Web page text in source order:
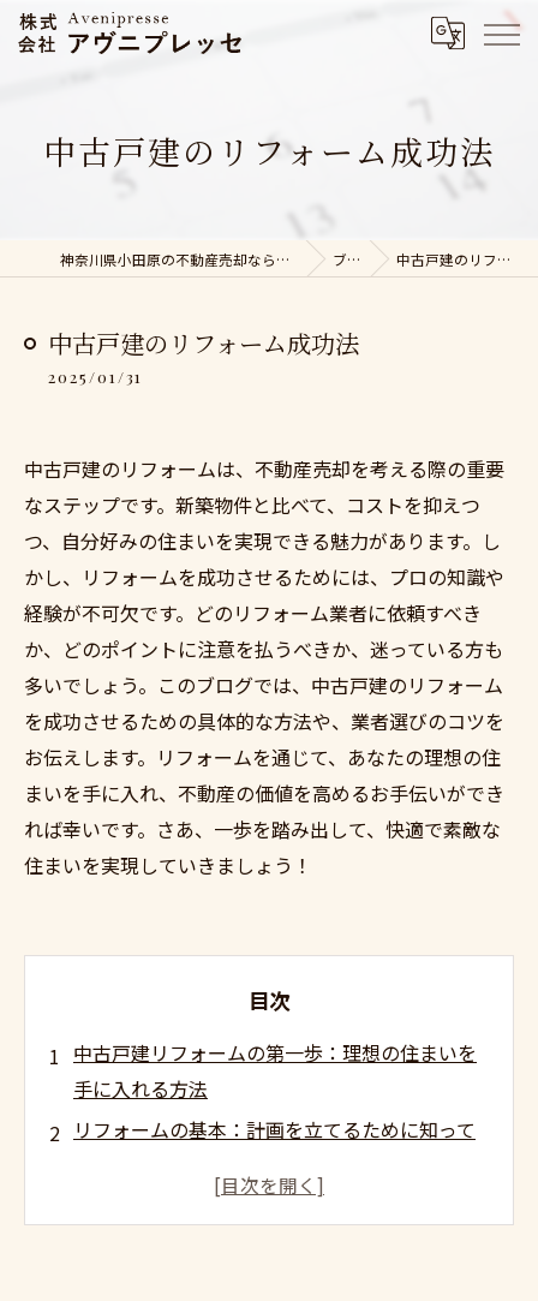
中古戸建のリフォーム成功法
神奈川県小田原の不動産売却なら株式会社アヴニプレッセ ブログ 中古戸建のリフォーム成功法
中古戸建のリフォーム成功法
2025/01/31
中古戸建のリフォームは、不動産売却を考える際の重要
なステップです。新築物件と比べて、コストを抑えつ
つ、自分好みの住まいを実現できる魅力があります。し
かし、リフォームを成功させるためには、プロの知識や
経験が不可欠です。どのリフォーム業者に依頼すべき
か、どのポイントに注意を払うべきか、迷っている方も
多いでしょう。このブログでは、中古戸建のリフォーム
を成功させるための具体的な方法や、業者選びのコツを
お伝えします。リフォームを通じて、あなたの理想の住
まいを手に入れ、不動産の価値を高めるお手伝いができ
れば幸いです。さあ、一歩を踏み出して、快適で素敵な
住まいを実現していきましょう！
目次
中古戸建リフォームの第一歩：理想の住まいを
手に入れる方法
リフォームの基本：計画を立てるために知って
信頼できる業者選び：成功するリフォームの秘